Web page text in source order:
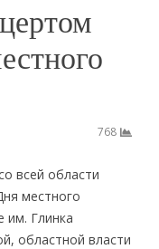
768
всей области
местного
им. Глинка
областной власти